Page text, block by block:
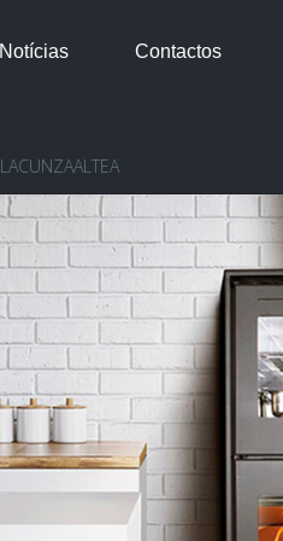
Notícias Contactos
LACUNZAALTEA